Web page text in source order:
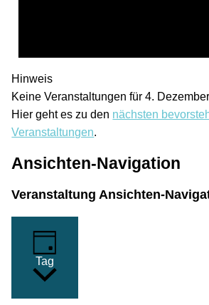
Hinweis
Keine Veranstaltungen für 4.
Hier geht es zu den nächsten
Veranstaltungen.
Ansichten-Navigation
Veranstaltung Ansichten-
Tag